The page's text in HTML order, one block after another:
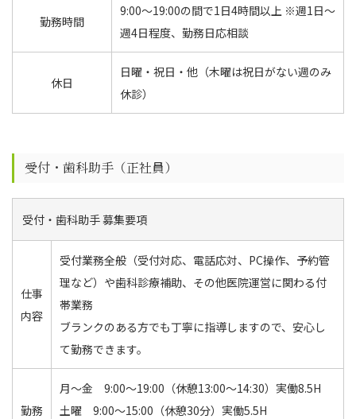
勤務時間
9:00〜19:00の間で1日4時間以上 ※週1日〜
週4日程度、勤務日応相談
休日
日曜・祝日・他（木曜は祝日がない週のみ
休診）
受付・歯科助手（正社員）
受付・歯科助手 募集要項
仕事
内容
受付業務全般（受付対応、電話応対、PC操作、予約管
理など）や歯科診療補助、その他医院運営に関わる付
帯業務
ブランクのある方でも丁寧に指導しますので、安心し
て勤務できます。
勤務
月〜金 9:00～19:00（休憩13:00～14:30）実働8.5H
土曜 9:00～15:00（休憩30分）実働5.5H